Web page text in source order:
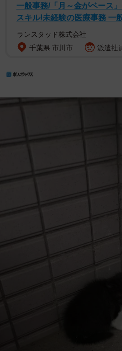
一般事務/「月～金がベース
スキル!未経験の医療事務 一
ランスタッド株式会社
千葉県 市川市
派遣社